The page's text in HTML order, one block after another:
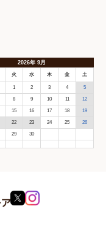
2026年9月
火 水 木 金 土
1 2 3 4 5
8 9 10 11 12
15 16 17 18 19
22 23 24 25 26
29 30